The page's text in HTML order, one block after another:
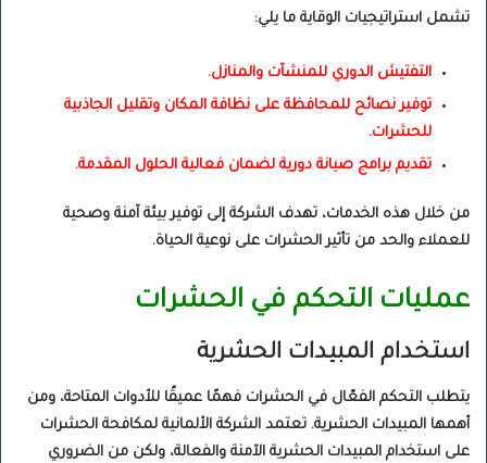
تشمل استراتيجيات الوقاية ما يلي:
التفتيش الدوري للمنشآت والمنازل.
توفير نصائح للمحافظة على نظافة المكان وتقليل الجاذبية
للحشرات.
تقديم برامج صيانة دورية لضمان فعالية الحلول المقدمة.
من خلال هذه الخدمات، تهدف الشركة إلى توفير بيئة آمنة وصحية
للعملاء والحد من تأثير الحشرات على نوعية الحياة.
عمليات التحكم في الحشرات
استخدام المبيدات الحشرية
يتطلب التحكم الفعّال في الحشرات فهمًا عميقًا للأدوات المتاحة، ومن
أهمها المبيدات الحشرية. تعتمد الشركة الألمانية لمكافحة الحشرات
على استخدام المبيدات الحشرية الآمنة والفعالة، ولكن من الضروري